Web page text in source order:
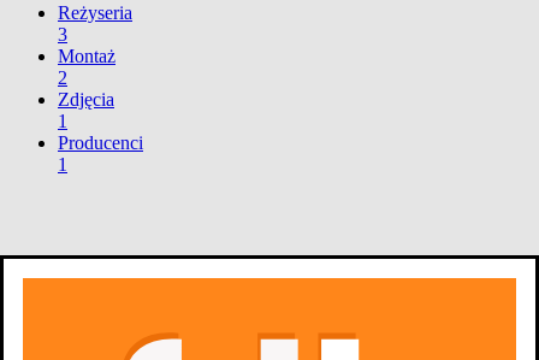
Reżyseria
3
Montaż
2
Zdjęcia
1
Producenci
1